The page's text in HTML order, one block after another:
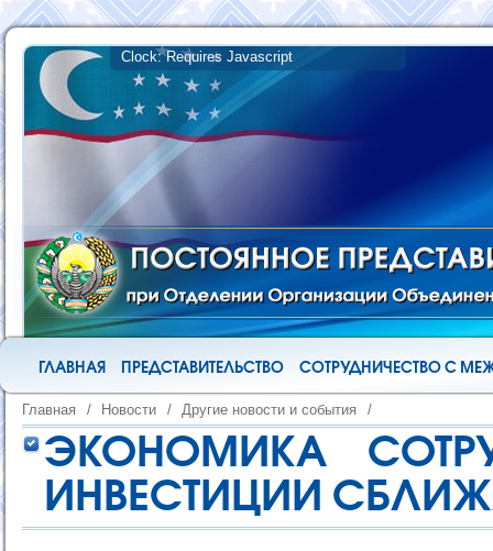
ГЛАВНАЯ ПРЕДСТАВИТЕЛЬСТВО СОТРУДНИЧЕСТВО С
Главная / Новости / Другие новости и события /
ЭКОНОМИКА
ИНВЕСТИЦИИ